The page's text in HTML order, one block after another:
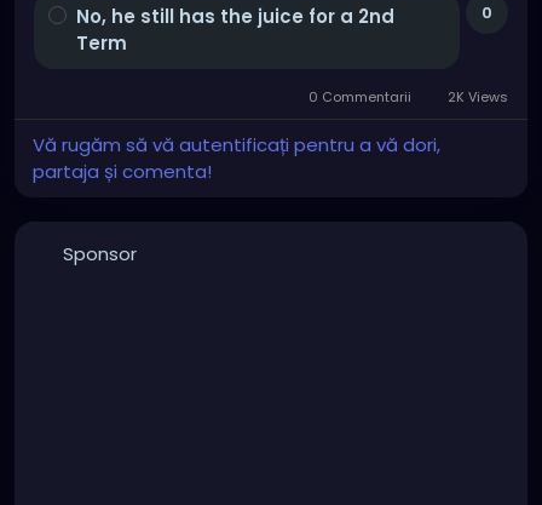
No, he still has the juice for a 2nd
Term
0
0 Commentarii 2K Views
Vă rugăm să vă autentificați pentru a vă dori,
partaja și comenta!
Sponsor